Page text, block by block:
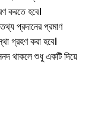
করতে হবে।
তথ্য প্রদানের প্রমাণ
গ্রহণ করা হবে।
থাকলে শুধু একটি দিয়ে